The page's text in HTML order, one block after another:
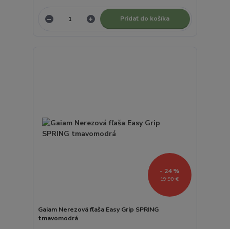
Pridať do košíka
19,90 €
- 24 %
Gaiam Nerezová fľaša Easy Grip SPRING
tmavomodrá